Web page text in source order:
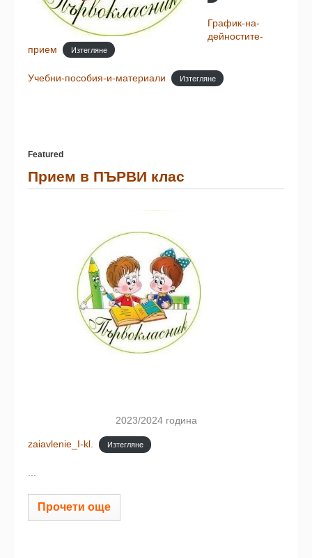
График-на-
дейностите-
прием
Изтегляне
Учебни-пособия-и-материали Изтегляне
Featured
Прием в ПЪРВИ клас
2023/2024 година
zaiavlenie_I-kl. Изтегляне
Прочети още